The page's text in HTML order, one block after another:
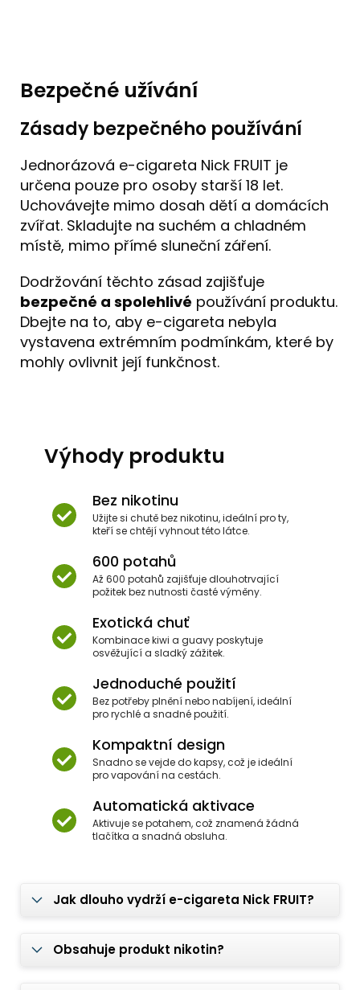
Bezpečné užívání
Zásady bezpečného používání
Jednorázová e-cigareta Nick FRUIT je
určena pouze pro osoby starší 18 let.
Uchovávejte mimo dosah dětí a domácích
zvířat. Skladujte na suchém a chladném
místě, mimo přímé sluneční záření.
Dodržování těchto zásad zajišťuje
bezpečné a spolehlivé používání produktu.
Dbejte na to, aby e-cigareta nebyla
vystavena extrémním podmínkám, které by
mohly ovlivnit její funkčnost.
Výhody produktu
Bez nikotinu
Užijte si chutě bez nikotinu, ideální pro ty,
kteří se chtějí vyhnout této látce.
600 potahů
Až 600 potahů zajišťuje dlouhotrvající
požitek bez nutnosti časté výměny.
Exotická chuť
Kombinace kiwi a guavy poskytuje
osvěžující a sladký zážitek.
Jednoduché použití
Bez potřeby plnění nebo nabíjení, ideální
pro rychlé a snadné použití.
Kompaktní design
Snadno se vejde do kapsy, což je ideální
pro vapování na cestách.
Automatická aktivace
Aktivuje se potahem, což znamená žádná
tlačítka a snadná obsluha.
Jak dlouho vydrží e-cigareta Nick FRUIT?
Obsahuje produkt nikotin?